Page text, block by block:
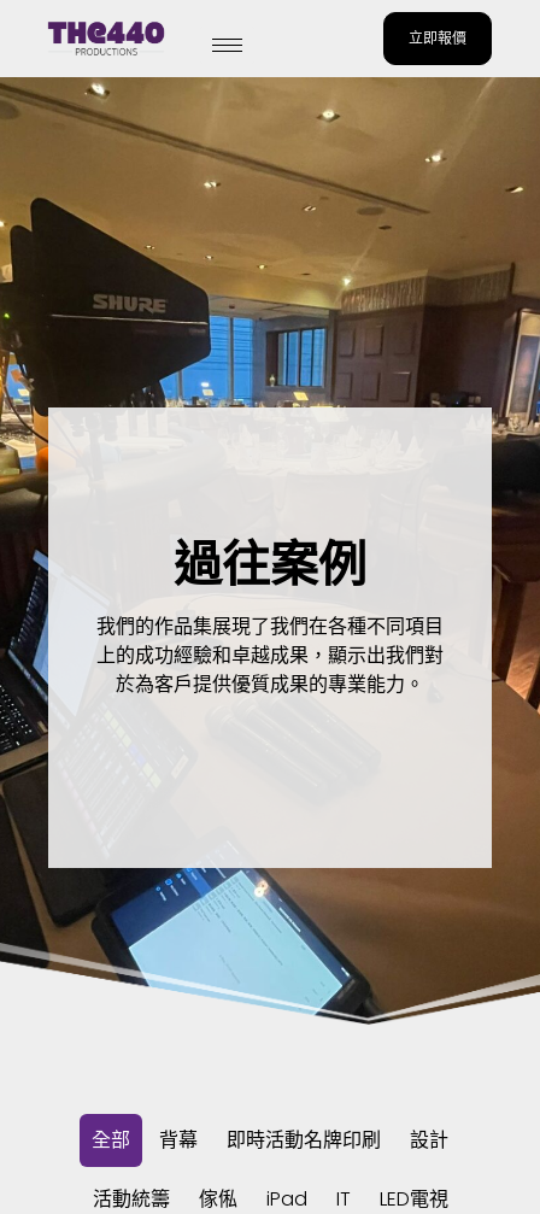
to
content
立即報價
過往案例
我們的作品集展現了我們在各種不同項目
上的成功經驗和卓越成果，顯示出我們對
於為客戶提供優質成果的專業能力。
全部 背幕 即時活動名牌印刷 設計
活動統籌 傢俬 iPad IT LED電視